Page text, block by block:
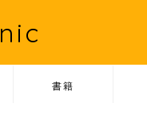
書籍